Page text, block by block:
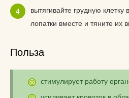
вытягивайте грудную клетку
лопатки вместе и тяните их
Польза
стимулирует работу